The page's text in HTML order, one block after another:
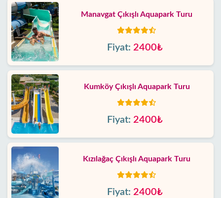
Manavgat Çıkışlı Aquapark Turu
Fiyat: 2400₺
Kumköy Çıkışlı Aquapark Turu
Fiyat: 2400₺
Kızılağaç Çıkışlı Aquapark Turu
Fiyat: 2400₺